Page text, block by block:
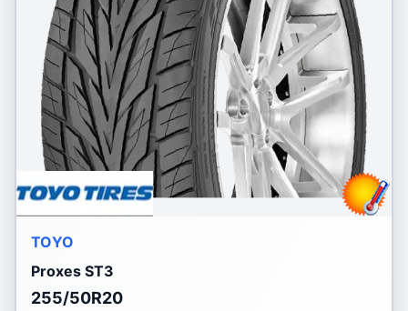
TOYO
Proxes ST3
255/50R20